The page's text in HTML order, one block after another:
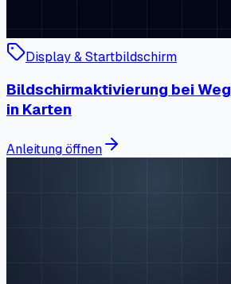
Display & Startbildschirm
Bildschirmaktivierung bei
in Karten
Anleitung öffnen